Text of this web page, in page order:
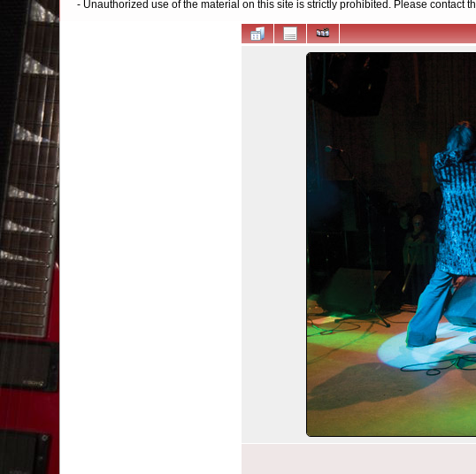
- Unauthorized use of the material on this site is strictly prohibited. Please contact